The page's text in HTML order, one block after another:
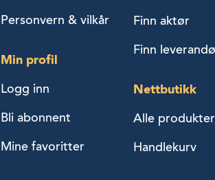
Personvern & vilkår
Min profil
Logg inn
Bli abonnent
Mine favoritter
Finn aktør
Finn
Nettbutikk
Alle produkter
Handlekurv